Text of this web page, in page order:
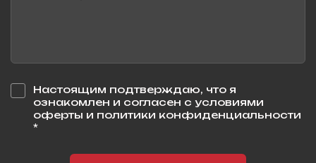
Настоящим подтверждаю, что я
ознакомлен и согласен с условиями
оферты и политики конфиденциальности
*